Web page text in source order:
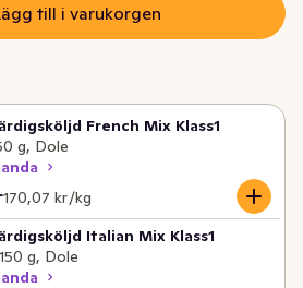
till i varukorgen
French Mix Klass1
g, Dole
pris är: 25,51 kr
170,07 kr /kg
170,07 kr /kg
Italian Mix Klass1
g, Dole